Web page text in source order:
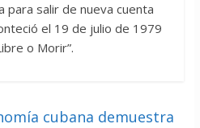
para salir de nueva cuenta
el 19 de julio de 1979
o Morir”.
cubana demuestra